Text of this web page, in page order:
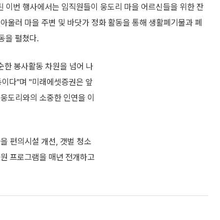
번 행사에서는 임직원들이 웅도리 마을 어르신들을 위한 잔
울러 마을 주변 및 바닷가 정화 활동을 통해 생활폐기물과 폐
을 펼쳤다.
한 봉사활동 차원을 넘어 나
다"며 "미래에셋증권은 앞
도리와의 소중한 인연을 이
편의시설 개선, 갯벌 청소
프로그램을 매년 전개하고